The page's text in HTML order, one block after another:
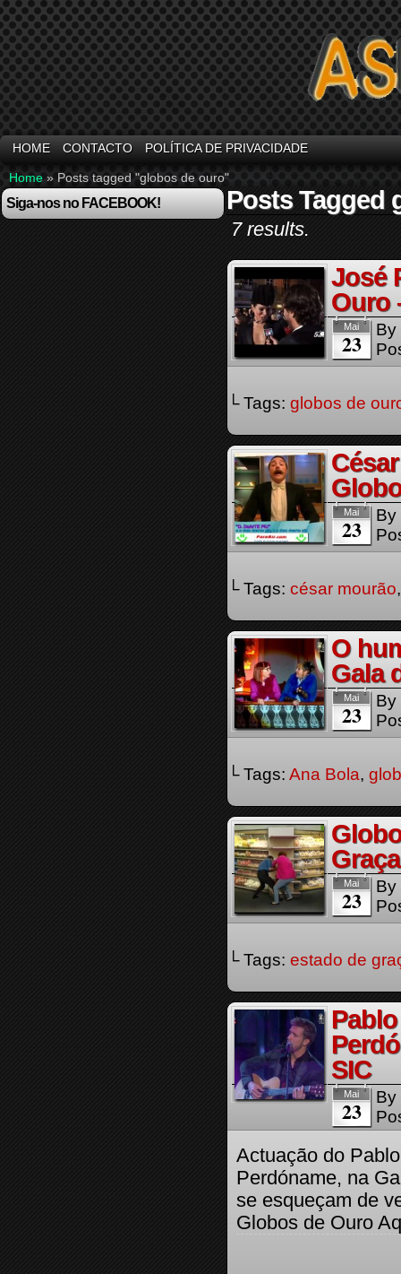
HOME CONTACTO POLÍTICA DE PRIVACIDADE
Home » Posts tagged "globos de ouro"
Siga-nos no FACEBOOK! Posts Tagged
7 results.
José
Ouro
Mai
23
By
└ Tags: globos de
Mai
23
By
└ Tags: césar mourão
O
Gala
Mai
23
By
└ Tags: Ana Bola,
Mai
23
By
└ Tags: estado de
SIC
Mai
23
By
Actuação do
Perdóname, na
se esqueçam de
Globos de Ouro